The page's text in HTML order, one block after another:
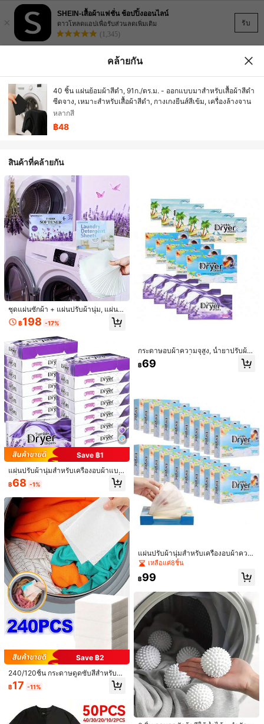
รับ
×
SHEIN-เสื้อผ้าแฟชั่น ช้อปปิ้งออนไลน์
ดาวโหลดแอปเพื่อรับส่วนลดเพิ่มเติม
(1,345)
฿48 -2%
฿49
เซลล์จำกัดเวลา
40 ชิ้น แผ่นย้อมผ้าสีดำ, 91ก./ตร.ม. - ออกแบบมาสำหรับ
เสื้อผ้าสีดำซีดจาง, เหมาะสำหรับเสื้อผ้าสีดำ, กางเกง
ยีนส์สีเข้ม, เครื่องล้างจาน
ประเภทสไตล์
หลากสี
สี / ไซส์
คลิกเพื่อซื้อ
จัดส่งถึง Thailand
Free Shipping
ประมาณวันจัดส่ง: 4-7 วันทำการ
ส่งคืนฟรี
มีบริการเก็บเงินปลายทาง · การชำระเงินที่ปลอดภัย · การปกป้องความเป็นส่วนตัว
4.83 ดูเพิ่มเติม
ประเภทสไตล์: หลากสี / สี: สีดำ / ไซส์: 20ชิ้น
Satisfaitejerecommande vivement
มีประโยชน์(0)
ประเภทสไตล์: หลากสี / สี: สีดำ / ไซส์: 20ชิ้น
deusarechegou rápido
คล้ายกัน
40 ชิ้น แผ่นย้อมผ้าสีดำ, 91ก./ตร.ม. - ออกแบบมาสำหรับเสื้อผ้าสีดำ
ซีดจาง, เหมาะสำหรับเสื้อผ้าสีดำ, กางเกงยีนส์สีเข้ม, เครื่องล้างจาน
หลากสี
฿48
สินค้าที่คล้ายกัน
ชุดแผ่นซักผ้า + แผ่นปรับผ้านุ่ม, แผ่นดั
กสี, แผ่นซักผ้าเข้มข้นขจัดคราบ, แผ่นป
รับผ้านุ่มสำหรับซักผ้าในครัวเรือน, ขจัด
รอยยับและไฟฟ้าสถิต, แผ่นปรับผ้านุ่ม
สำหรับเครื่องอบผ้า, ป้องกันไฟฟ้าสถิต,
แผ่นอบผ้าขจัดรอยยับและมีกลิ่นหอม,
สำหรับเครื่องซักผ้าและเครื่องอบผ้า, ทำ
ให้นุ่มและขจัดไฟฟ้าสถิตและขุย, แผ่น
ปรับผ้านุ่มสำหรับเครื่องอบผ้า, กลิ่นหอ
มยาวนานและป้องกันไฟฟ้าสถิต, แพ็ค
ครอบครัว, มีหลายขนาดให้เลือก
฿198 -17%
Save ฿1
แผ่นปรับผ้านุ่มสำหรับเครื่องอบผ้าแบบ
แพ็คใหญ่ สารปรับผ้านุ่มธรรมชาติ กลิ่น
ลาเวนเดอร์จากพืช ช่วยให้ผ้านุ่มอย่างเ
านุ่มสำหรับซักผ้า เพื่อนคู่ซักผ้า แผ่นอโ
รมาเธอราพีขจัดกลิ่น แผ่นน้ำหอมซักผ้า
ป้องกันไฟฟ้าสถิต
฿68 -1%
Save ฿2
240/120ชิ้น กระดาษดูดซับสีสำหรับซั
กรีด ป้องกันการย้อมสี แผ่นดักสีสำหรับเ
ครื่องซักผ้า ทำความสะอาดเสื้อผ้า
฿17 -11%
กระดาษอบผ้าความจุสูง, น้ำยาปรับผ้า
นุ่มธรรมชาติ | กลิ่นลาเวนเดอร์มะพร้าว
(สารสกัดจากพืช) | เหมาะสำหรับเสื้อผ้า
รือน, เสื้อผ้าสัตว์เลี้ยงและชุดประจำวัน |
กลิ่นหอมติดทนนาน, ทางเลือกที่เหมาะ
สำหรับครอบครัวและเจ้าของสัตว์เลี้ยง
฿69
แผ่นปรับผ้านุ่มสำหรับเครื่องอบผ้าควา
มจุขนาดใหญ่ ผ้าธรรมชาติ แผ่นปรับผ้
านุ่มจากพืชกลิ่นลาเวนเดอร์ ปรับผ้านุ่ม
ธรรมชาติและป้องกันไฟฟ้าสถิต แผ่นป
นการซักผ้า ขจัดกลิ่นและอโรมาเทอรา
พี
เหลือแค่8ชิ้น
฿99